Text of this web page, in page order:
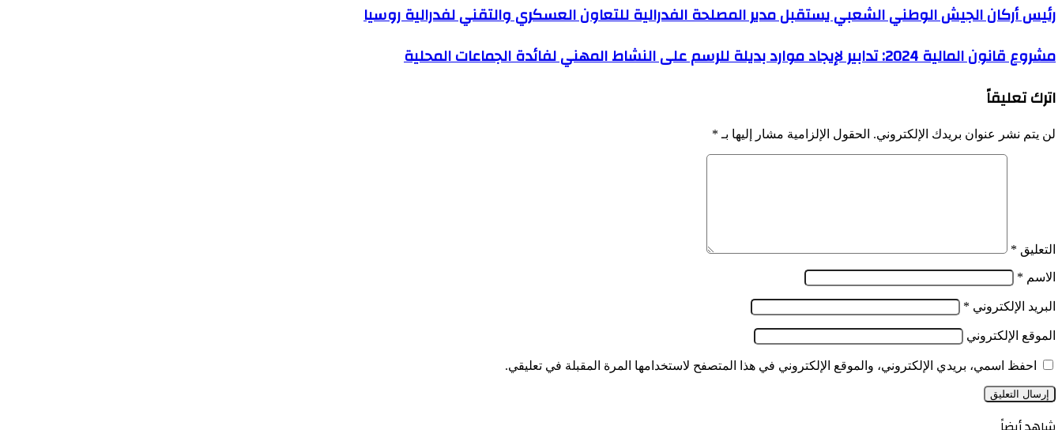
رئيس
أركان
الوطني
الشعبي
مدير
الفدرالية
للتعاون
رئيس أركان الجيش الوطني الشعبي يستقبل مدير المصلحة الفدرالية للتعاون العسكري والتقني لفدرالية روسيا
مشروع
قانون
تدابير
موارد
الجماعات
المحلية
مشروع قانون المالية 2024: تدابير لإيجاد موارد بديلة للرسم على النشاط المهني لفائدة الجماعات المحلية
اترك تعليقاً
لن يتم نشر عنوان بريدك الإلكتروني. الحقول الإلزامية مشار إليها بـ *
التعليق *
الاسم *
البريد الإلكتروني *
الموقع الإلكتروني
احفظ اسمي، بريدي الإلكتروني، والموقع الإلكتروني في هذا المتصفح لاستخدامها المرة المقبلة في تعليقي.